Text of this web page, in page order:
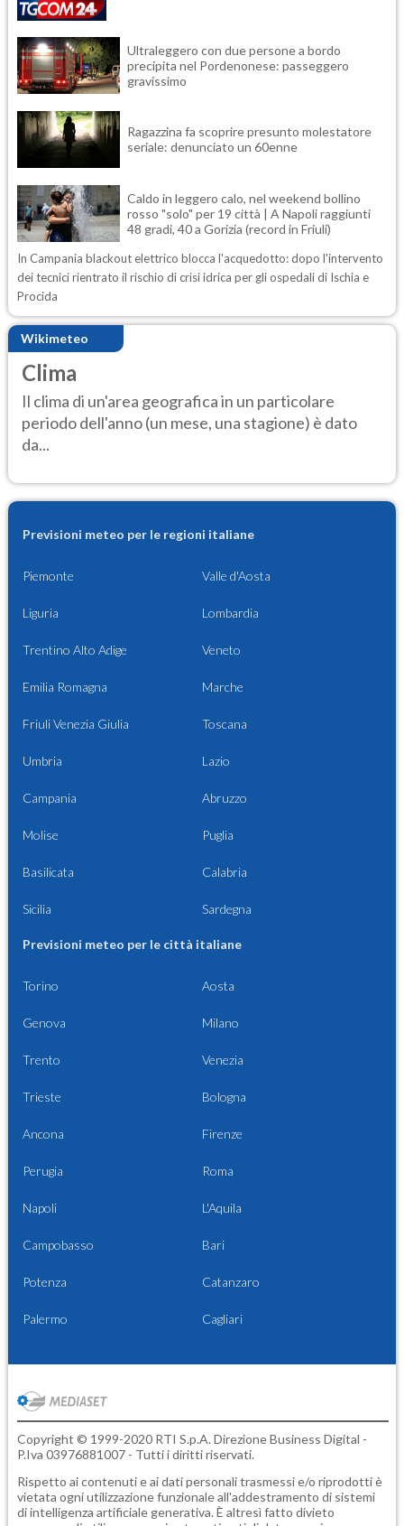
Ultraleggero con due persone a bordo
precipita nel Pordenonese: passeggero
gravissimo
Ragazzina fa scoprire presunto molestatore
seriale: denunciato un 60enne
Caldo in leggero calo, nel weekend bollino
rosso "solo" per 19 città | A Napoli raggiunti
48 gradi, 40 a Gorizia (record in Friuli)
In Campania blackout elettrico blocca l'acquedotto: dopo l'intervento
dei tecnici rientrato il rischio di crisi idrica per gli ospedali di Ischia e
Procida
Wikimeteo
Clima
Il clima di un'area geografica in un particolare
periodo dell'anno (un mese, una stagione) è dato
da...
Previsioni meteo per le regioni italiane
Piemonte Valle d'Aosta
Liguria Lombardia
Trentino Alto Adige Veneto
Emilia Romagna Marche
Friuli Venezia Giulia Toscana
Umbria Lazio
Campania Abruzzo
Molise Puglia
Basilicata Calabria
Sicilia Sardegna
Previsioni meteo per le città italiane
Torino Aosta
Genova Milano
Trento Venezia
Trieste Bologna
Ancona Firenze
Perugia Roma
Napoli L'Aquila
Campobasso Bari
Potenza Catanzaro
Palermo Cagliari
Copyright © 1999-2020 RTI S.p.A. Direzione Business Digital -
P.Iva 03976881007 - Tutti i diritti riservati.
Rispetto ai contenuti e ai dati personali trasmessi e/o riprodotti è
vietata ogni utilizzazione funzionale all'addestramento di sistemi
di intelligenza artificiale generativa. È altresì fatto divieto